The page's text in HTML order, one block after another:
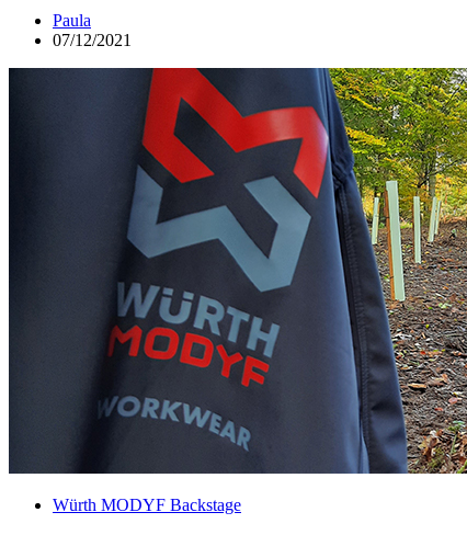
Paula
07/12/2021
Würth MODYF Backstage